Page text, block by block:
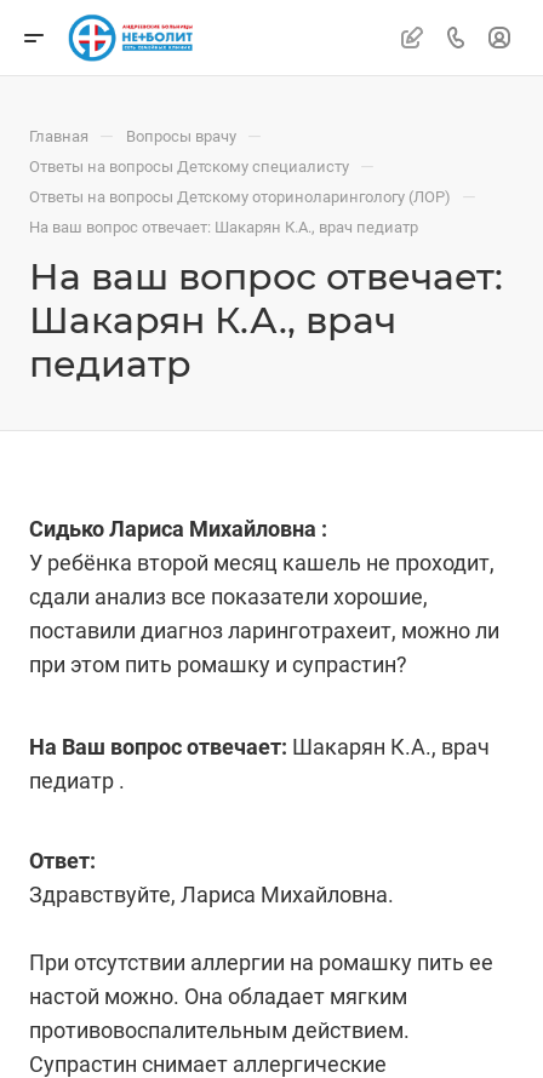
Главная — Вопросы врачу —
Ответы на вопросы Детскому специалисту —
Ответы на вопросы Детскому оториноларингологу (ЛОР) —
На ваш вопрос отвечает: Шакарян К.А., врач педиатр
На ваш вопрос отвечает:
Шакарян К.А., врач
педиатр
Сидько Лариса Михайловна :
У ребёнка второй месяц кашель не проходит,
сдали анализ все показатели хорошие,
поставили диагноз ларинготрахеит, можно ли
при этом пить ромашку и супрастин?
На Ваш вопрос отвечает: Шакарян К.А., врач
педиатр .
Ответ:
Здравствуйте, Лариса Михайловна.
При отсутствии аллергии на ромашку пить ее
настой можно. Она обладает мягким
противовоспалительным действием.
Супрастин снимает аллергические